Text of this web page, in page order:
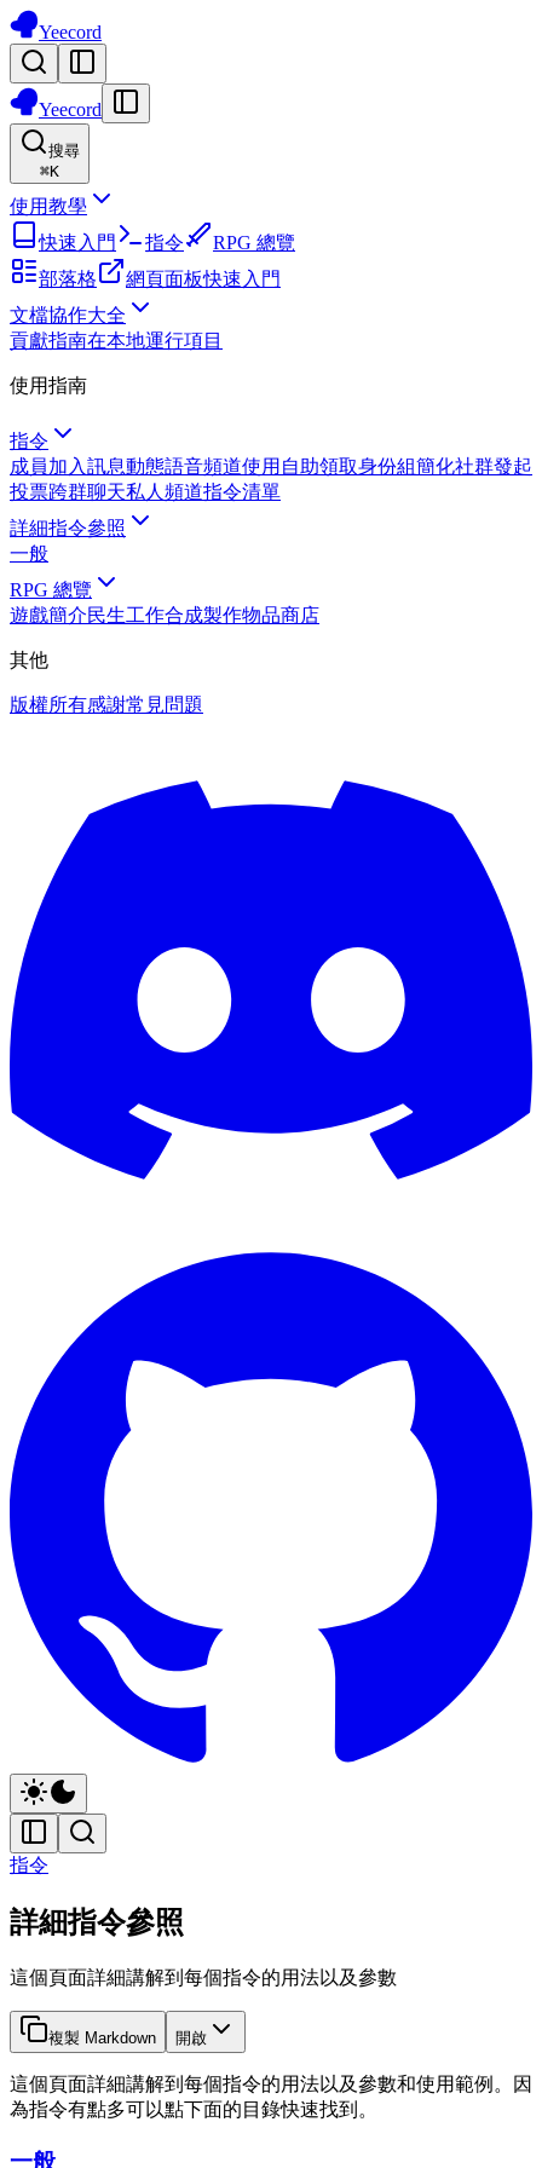
Yeecord
Yeecord
搜尋
⌘K
使用教學
快速入門
指令
RPG 總覽
部落格
網頁面板快速入門
文檔協作大全
貢獻指南在本地運行項目
使用指南
指令
成員加入訊息動態語音頻道使用自助領取身份組簡化社群發起
投票跨群聊天私人頻道指令清單
詳細指令參照
一般
RPG 總覽
遊戲簡介民生工作合成製作物品商店
其他
版權所有感謝常見問題
指令
詳細指令參照
這個頁面詳細講解到每個指令的用法以及參數
複製 Markdown 開啟
這個頁面詳細講解到每個指令的用法以及參數和使用範例。因
為指令有點多可以點下面的目錄快速找到。
一般